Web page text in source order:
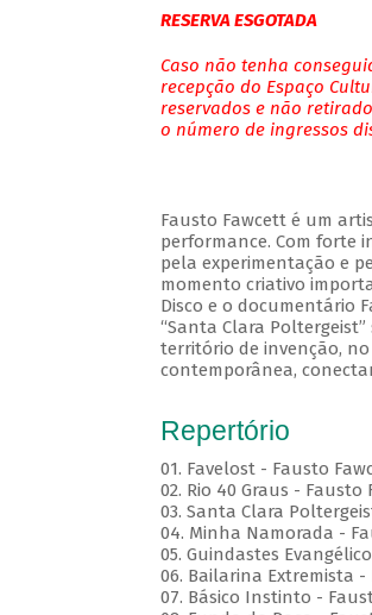
RESERVA ESGOTADA
Caso não tenha
recepção do Espaço
reservados e não
o número de ingressos
Fausto Fawcett é um
performance. Com forte
pela experimentação e
momento criativo
Disco e o documentário
“Santa Clara
território de invenção,
contemporânea,
Repertório
01. Favelost - Fausto
02. Rio 40 Graus -
03. Santa Clara
04. Minha Namorada -
05. Guindastes
06. Bailarina Extremista
07. Básico Instinto -